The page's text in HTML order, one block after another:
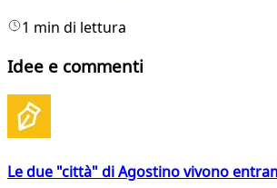
1 min di lettura
Idee e commenti
Le due "città" di Agostino vivono